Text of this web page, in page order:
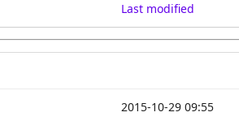
Last modified
2015-10-29 09:55